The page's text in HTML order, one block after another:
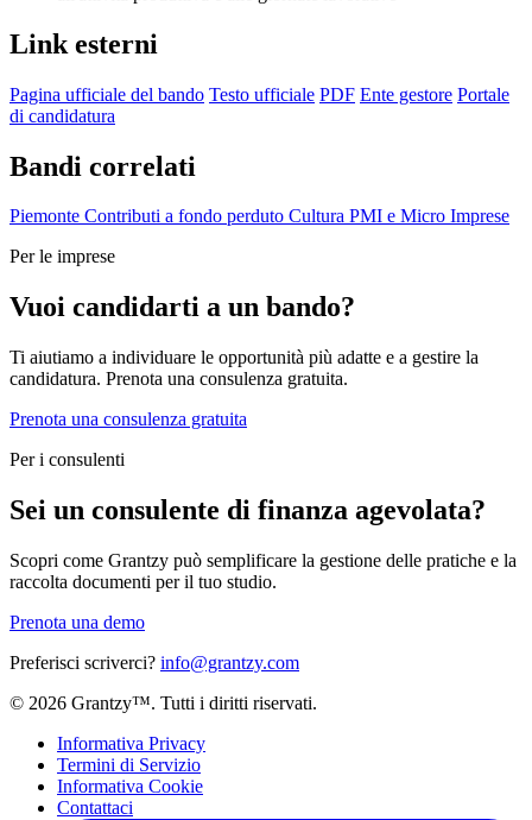
Link esterni
Pagina ufficiale del bando Testo ufficiale PDF Ente gestore Portale
di candidatura
Bandi correlati
Piemonte Contributi a fondo perduto Cultura PMI e Micro Imprese
Per le imprese
Vuoi candidarti a un bando?
Ti aiutiamo a individuare le opportunità più adatte e a gestire la
candidatura. Prenota una consulenza gratuita.
Prenota una consulenza gratuita
Per i consulenti
Sei un consulente di finanza agevolata?
Scopri come Grantzy può semplificare la gestione delle pratiche e la
raccolta documenti per il tuo studio.
Prenota una demo
Preferisci scriverci? info@grantzy.com
© 2026 Grantzy™. Tutti i diritti riservati.
Informativa Privacy
Termini di Servizio
Informativa Cookie
Contattaci